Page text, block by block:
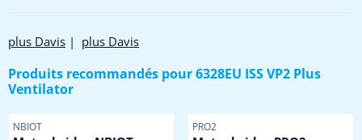
plus Davis | plus Davis
Produits recommandés pour6328EU ISS VP2 Plus
Ventilator
Référence
NBIOT Référence
PRO2